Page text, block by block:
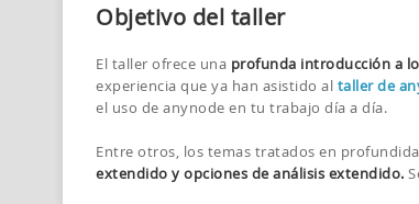
Objetivo del taller
El taller ofrece una profunda introducción a
experiencia que ya han asistido al taller de
el uso de anynode en tu trabajo día a día.
Entre otros, los temas tratados en
extendido y opciones de análisis extendido.